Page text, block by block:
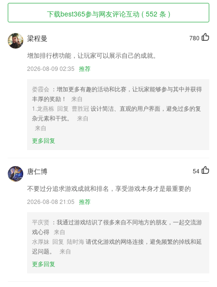
best365软件特色
1,打造最智能的移动办公系统增加效率
2,模拟试卷,是骡子是马,拉出来遛遛
3,速度快：不论是启动的速度，或是搜索的速度，都非常的迅速快捷。
4,丰富的单词词汇随时查看，方糖单词app提供了一些常考以及日常必用
5,精彩书评，提供了读者对于小说书籍的神评论
6,了解最新最全面的2265农业信息知识点就从这里开始；
best365软件优势
1.孩子成才方案：由“家庭素质、孩子素质、孩子学习、成长服务”四大服
2.·视频章节课：学习三部曲，教材精讲+讲义教材详解+重点难点详解
3.：设置班级服务，配置班主任、授课教师，学员有任何问题，督导团队
会第一时间答疑解惑，同时帮助学员克服懒惰，使其学习路上永不孤单。
5.软件为完全免费软件，用户可放心使用。
6.·提供的说文解字内容，就能对汉字产生更深刻的印象
best365更新了什么?
下载best365参与网友评论互动 ( 552 条 )
780
梁程曼
增加排行榜功能，让玩家可以展示自己的成就。
2026-08-09 02:35 推荐
娄霞会 ：增加更多有趣的活动和比赛，让玩家能够参与其中并获得
丰厚的奖励！
来自
1.龙燕栋 回复 曹胜冠设计简洁、直观的用户界面，避免过多的复
杂元素和干扰。
来自
来自
更多回复
54
唐仁博
不要过分追求游戏成就和排名，享受游戏本身才是最重要的
2026-08-08 21:05 推荐
平庆贤 ：我通过游戏结识了很多来自不同地方的朋友，一起交流游
戏心得 来自
水厚妹 回复 陆时海请优化游戏的网络连接，避免频繁的掉线和延
迟问题。
来自
更多回复